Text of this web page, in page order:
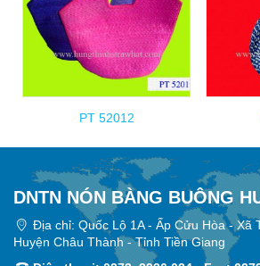
PT 52012
DNTN NÓN BÀNG BUÔNG
Địa chỉ: Quốc Lộ 1A - Ấp Cửu Hòa - Xã
Huyện Châu Thành - Tỉnh Tiền Giang